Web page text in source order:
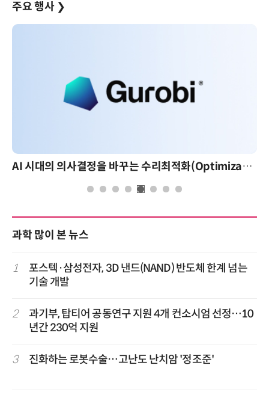
주요 행사 ❯
AI 시대의 의사결정을 바꾸는 수리최적화(Optimization): 실제 산업 적용 사례와 활용 전략
과학 많이 본 뉴스
1
포스텍·삼성전자, 3D 낸드(NAND) 반도체 한계 넘는
기술 개발
2
과기부, 탑티어 공동연구 지원 4개 컨소시엄 선정…10
년간 230억 지원
3 진화하는 로봇수술…고난도 난치암 '정조준'